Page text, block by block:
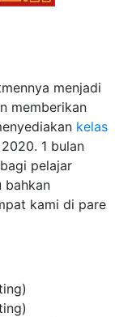
menjadi
memberikan
kelas
1 bulan
pelajar
bahkan
kami di pare